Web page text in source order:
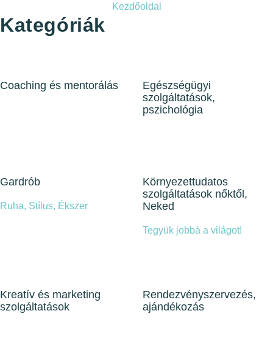
Kezdőoldal
Kategóriák
Coaching és mentorálás
Egészségügyi
szolgáltatások,
pszichológia
Gardrób
Ruha, Stílus, Ékszer
Környezettudatos
szolgáltatások nőktől,
Neked
Tegyük jobbá a világot!
Kreatív és marketing
szolgáltatások
Rendezvényszervezés,
ajándékozás